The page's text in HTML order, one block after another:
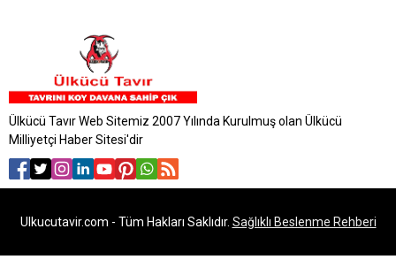
Ülkücü Tavır Web Sitemiz 2007 Yılında Kurulmuş olan Ülkücü
Milliyetçi Haber Sitesi'dir
Ulkucutavir.com - Tüm Hakları Saklıdır. Sağlıklı Beslenme Rehberi